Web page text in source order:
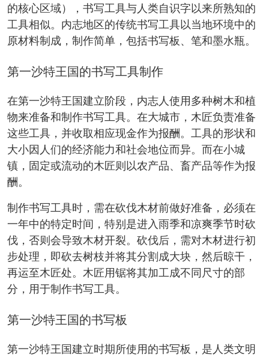
的核心区域），书写工具与人类自识字以来所熟知的
工具相似。内志地区的传统书写工具以当地环境中的
原材料制成，制作简单，包括书写板、笔和墨水瓶。
第一沙特王国的书写工具制作
在第一沙特王国建立阶段，内志人使用多种树木和植
物来准备和制作书写工具。在大城市，木匠负责准备
这些工具，并收取相应现金作为报酬。工具的形状和
大小因人们的经济能力和社会地位而异。而在小城
镇，固定或流动的木匠则以农产品、畜产品等作为报
酬。
制作书写工具时，需在砍伐木材前做好准备，必须在
一年中的特定时间，特别是进入雨季和凉爽季节时砍
伐，否则会导致木材开裂。砍伐后，需对木材进行初
步处理，即砍去树枝并将其分割成大块，然后晾干，
再运至木匠处。木匠用锯将其加工成不同尺寸的部
分，用于制作书写工具。
第一沙特王国的书写板
第一沙特王国建立时期所使用的书写板，是人类文明